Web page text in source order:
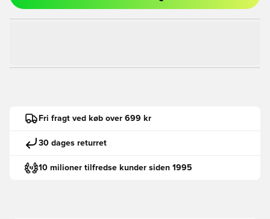
Fri fragt ved køb over 699 kr
30 dages returret
10 milioner tilfredse kunder siden 1995